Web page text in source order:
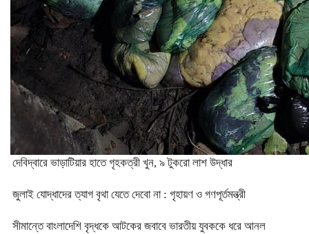
দেবিদ্বারে ভাড়াটিয়ার হাতে গৃহকত্রী খুন, ৯ টুকরো লাশ উদ্ধার
জুলাই যোদ্ধাদের ত্যাগ বৃথা যেতে দেবো না : গৃহায়ণ ও গণপূর্তমন্ত্রী
সীমান্তে বাংলাদেশি বৃদ্ধকে আটকের জবাবে ভারতীয় যুবককে ধরে আনল